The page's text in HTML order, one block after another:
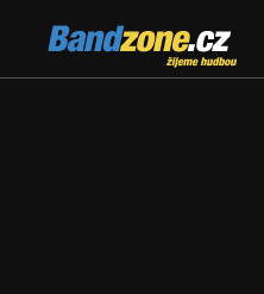
Bandzone.cz
žijeme hudbou